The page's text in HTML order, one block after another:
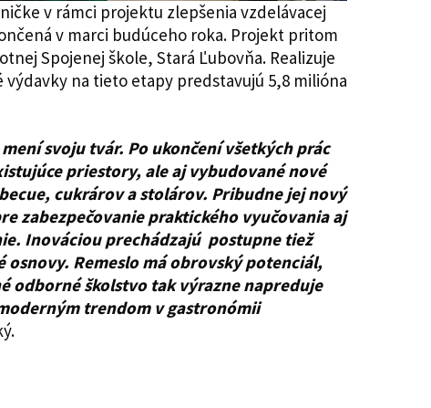
v rámci projektu zlepšenia vzdelávacej
v marci budúceho roka. Projekt pritom
Spojenej škole, Stará Ľubovňa. Realizuje
na tieto etapy predstavujú 5,8 milióna
svoju tvár. Po ukončení všetkých prác
priestory, ale aj vybudované nové
cukrárov a stolárov. Pribudne jej nový
zabezpečovanie praktického vyučovania aj
Inováciou prechádzajú postupne tiež
osnovy. Remeslo má obrovský potenciál,
odborné školstvo tak výrazne napreduje
trendom v gastronómii